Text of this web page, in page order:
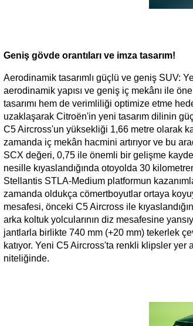
Geniş gövde orantıları ve imza tasarım!
Aerodinamik tasarımlı güçlü ve geniş SUV:
aerodinamik yapısı ve geniş iç mekânı ile
tasarımı hem de verimliliği optimize etme
uzaklaşarak Citroën'in yeni tasarım dilinin
C5 Aircross'un yüksekliği 1,66 metre olarak
zamanda iç mekân hacmini artırıyor ve bu
SCX değeri, 0,75 ile önemli bir gelişme
nesille kıyaslandığında otoyolda 30
Stellantis STLA-Medium platformun
zamanda oldukça cömertboyutlar ortaya
mesafesi, önceki C5 Aircross ile
arka koltuk yolcularının diz mesafesine
jantlarla birlikte 740 mm (+20 mm) tekerlek
katıyor. Yeni C5 Aircross'ta renkli klipsler yer
niteliğinde.